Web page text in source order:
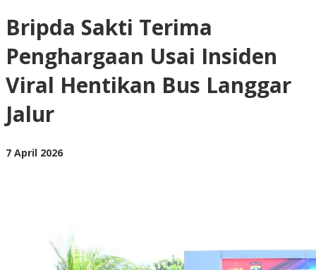
Penghargaan
Insiden
Viral
Hentikan
Bus
Bripda Sakti Terima
Penghargaan Usai Insiden
Viral Hentikan Bus Langgar
Jalur
7 April 2026oleh